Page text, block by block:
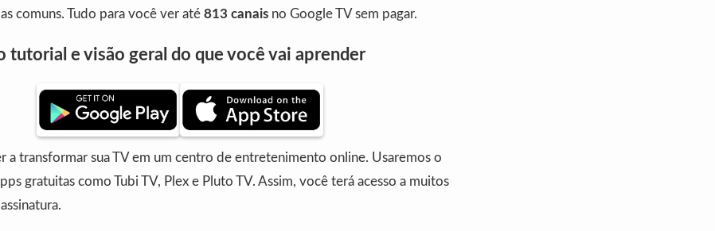
comuns. Tudo para você ver até 813 canais no Google TV sem pagar.
tutorial e visão geral do que você vai aprender
a transformar sua TV em um centro de entretenimento online. Usaremos o
gratuitas como Tubi TV, Plex e Pluto TV. Assim, você terá acesso a muitos